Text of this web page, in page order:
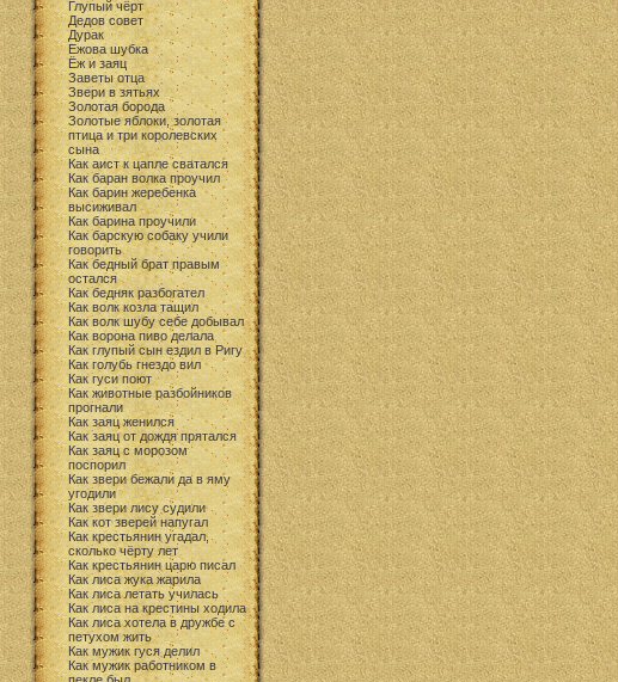
Глупый чёрт
Дедов совет
Дурак
Ежова шубка
Ёж и заяц
Заветы отца
Звери в зятьях
Золотая борода
Золотые яблоки, золотая
птица и три королевских
сына
Как аист к цапле сватался
Как баран волка проучил
Как барин жеребенка
высиживал
Как барина проучили
Как барскую собаку учили
говорить
Как бедный брат правым
остался
Как бедняк разбогател
Как волк козла тащил
Как волк шубу себе добывал
Как ворона пиво делала
Как глупый сын ездил в Ригу
Как голубь гнездо вил
Как гуси поют
Как животные разбойников
прогнали
Как заяц женился
Как заяц от дождя прятался
Как заяц с морозом
поспорил
Как звери бежали да в яму
угодили
Как звери лису судили
Как кот зверей напугал
Как крестьянин угадал,
сколько чёрту лет
Как крестьянин царю писал
Как лиса жука жарила
Как лиса летать училась
Как лиса на крестины ходила
Как лиса хотела в дружбе с
петухом жить
Как мужик гуся делил
Как мужик работником в